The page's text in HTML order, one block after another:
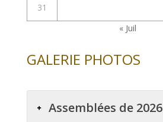
31
« Juil
GALERIE PHOTOS
Assemblées de 2026